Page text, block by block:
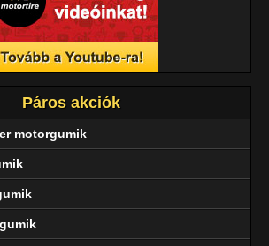
Páros akciók
motorgumik